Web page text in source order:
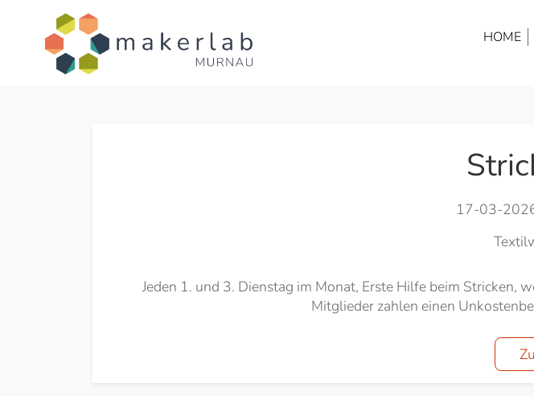
HOME
17-03-
Jeden 1. und 3. Dienstag im Monat, Erste Hilfe beim
Mitglieder zahlen einen